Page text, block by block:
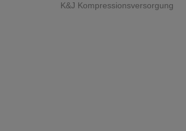
K&J Kompressionsversorgung